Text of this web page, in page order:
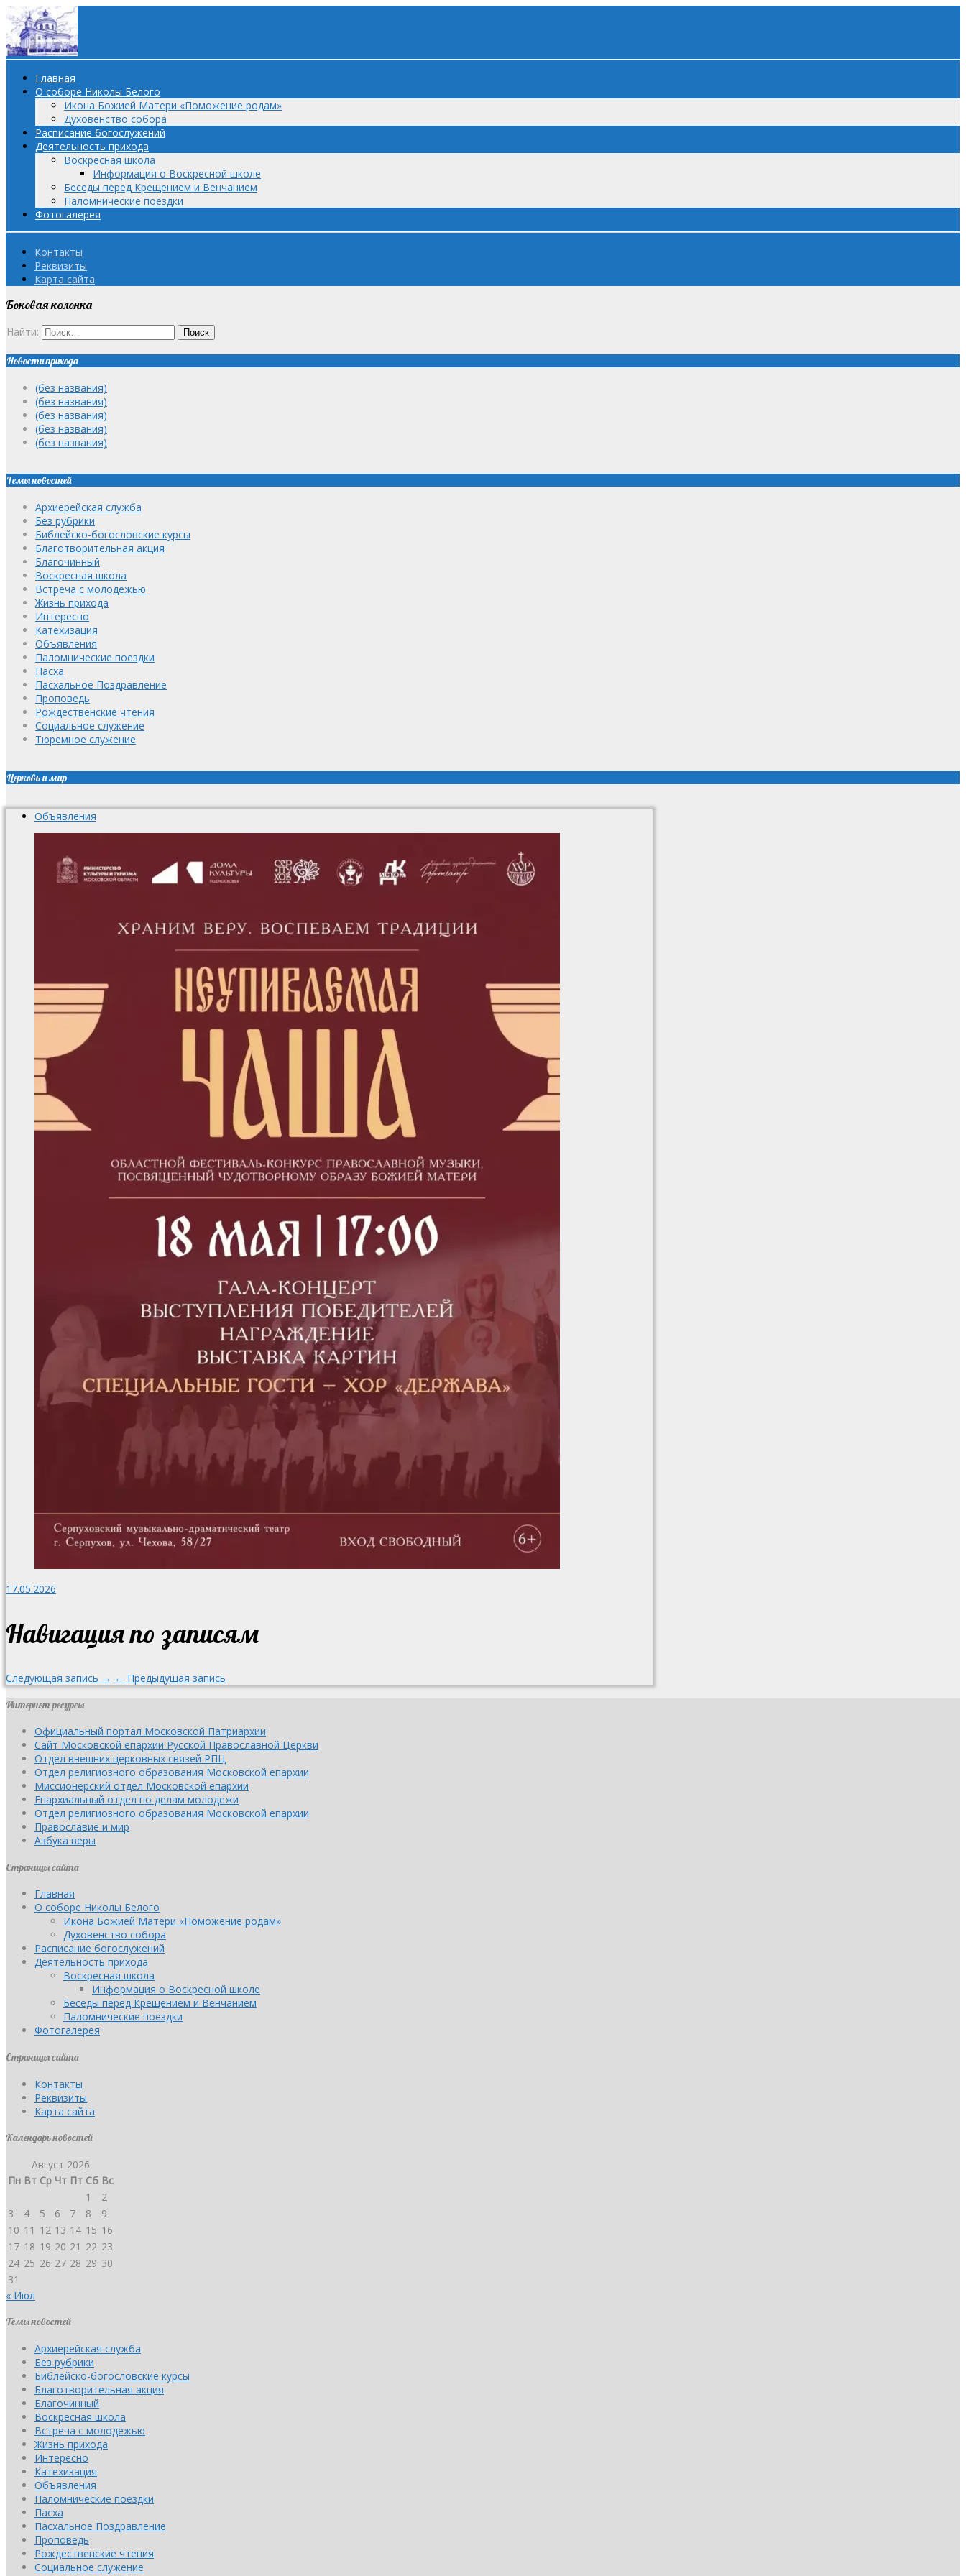
Главная
О соборе Николы Белого
Икона Божией Матери «Поможение родам»
Духовенство собора
Расписание богослужений
Деятельность прихода
Воскресная школа
Информация о Воскресной школе
Беседы перед Крещением и Венчанием
Паломнические поездки
Фотогалерея
Контакты
Реквизиты
Карта сайта
Боковая колонка
Найти:
Новости прихода
(без названия)
(без названия)
(без названия)
(без названия)
(без названия)
Темы новостей
Архиерейская служба
Без рубрики
Библейско-богословские курсы
Благотворительная акция
Благочинный
Воскресная школа
Встреча с молодежью
Жизнь прихода
Интересно
Катехизация
Объявления
Паломнические поездки
Пасха
Пасхальное Поздравление
Проповедь
Рождественские чтения
Социальное служение
Тюремное служение
Церковь и мир
Объявления
17.05.2026
Навигация по записям
Следующая запись → ← Предыдущая запись
Интернет-ресурсы
Официальный портал Московской Патриархии
Сайт Московской епархии Русской Православной Церкви
Отдел внешних церковных связей РПЦ
Отдел религиозного образования Московской епархии
Миссионерский отдел Московской епархии
Епархиальный отдел по делам молодежи
Отдел религиозного образования Московской епархии
Православие и мир
Азбука веры
Страницы сайта
Главная
О соборе Николы Белого
Икона Божией Матери «Поможение родам»
Духовенство собора
Расписание богослужений
Деятельность прихода
Воскресная школа
Информация о Воскресной школе
Беседы перед Крещением и Венчанием
Паломнические поездки
Фотогалерея
Страницы сайта
Контакты
Реквизиты
Карта сайта
Календарь новостей
Август 2026
Пн Вт Ср Чт Пт Сб Вс
1
2
3
4 5 6 7 8
9
10 11 12 13 14 15 16
17 18 19 20 21 22 23
24 25 26 27 28 29 30
31
« Июл
Темы новостей
Архиерейская служба
Без рубрики
Библейско-богословские курсы
Благотворительная акция
Благочинный
Воскресная школа
Встреча с молодежью
Жизнь прихода
Интересно
Катехизация
Объявления
Паломнические поездки
Пасха
Пасхальное Поздравление
Проповедь
Рождественские чтения
Социальное служение